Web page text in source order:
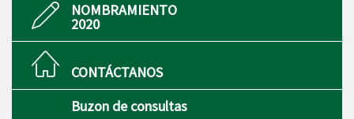
NOMBRAMIENTO
2020
CONTÁCTANOS
Buzon de consultas